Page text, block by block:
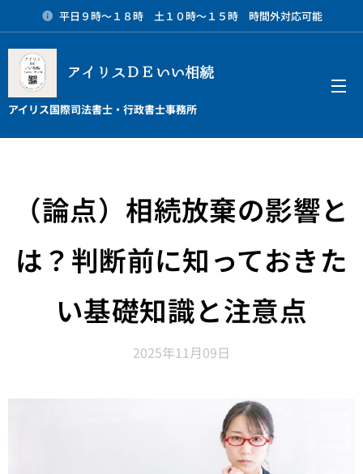
平日９時～１８時 土１０時～１５時 時間外対応可能
アイリスＤＥいい相続
アイリス国際司法書士・行政書士事務所
（論点）相続放棄の影響と
は？判断前に知っておきた
い基礎知識と注意点
2025年11月09日